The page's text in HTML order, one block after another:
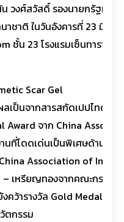
วงศ์สวัสดิ์ รองนายกรัฐมนต
นาชาติ ในวันอังคารที่ 23 มิถุ
ชั้น 23 โรงแรมเซ็นทาราแก
Scar Gel
ป็นจากสารสกัดเปปไทด์ธร
Award จาก China
นที่โดดเด่นเป็นพิเศษด้านคว
Association of
เหรียญทองจากคณะกรรมก
ว้ารางวัล Gold Medal ซึ่ง
ตกรรม